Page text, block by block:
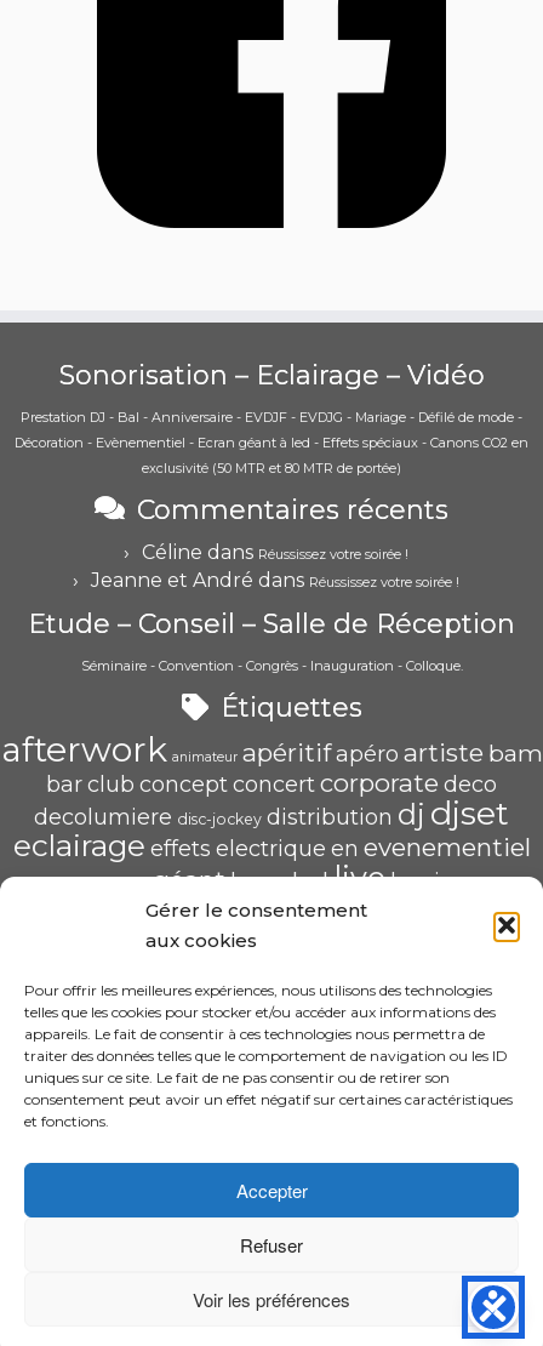
Gérer le consentement
aux cookies
Pour offrir les meilleures expériences, nous utilisons des technologies
telles que les cookies pour stocker et/ou accéder aux informations des
appareils. Le fait de consentir à ces technologies nous permettra de
traiter des données telles que le comportement de navigation ou les ID
uniques sur ce site. Le fait de ne pas consentir ou de retirer son
consentement peut avoir un effet négatif sur certaines caractéristiques
et fonctions.
Accepter
Refuser
Voir les préférences
Sonorisation – Eclairage – Vidéo
Prestation DJ - Bal - Anniversaire - EVDJF - EVDJG - Mariage - Défilé de mode -
Décoration - Evènementiel - Ecran géant à led - Effets spéciaux - Canons CO2 en
exclusivité (50 MTR et 80 MTR de portée)
Commentaires récents
Céline dans Réussissez votre soirée !
Jeanne et André dans Réussissez votre soirée !
Etude – Conseil – Salle de Réception
Séminaire - Convention - Congrès - Inauguration - Colloque.
Étiquettes
afterwork animateur apéritif apéro artiste bam
barclub conceptconcertcorporate deco
decolumiere disc-jockey distribution dj djset
eclairage effets electrique en evenementiel
groupegéanthaugledlivelumiere
mariagemise mix pau POP U L'AIR radio
saschahaugscenique soirée
spécialiste structure video écran
HAUG Sascha Animation
11 Rue ADA BYRON 64000 PAU
06.31.30.63.58 – sascha.animation@gmail.com
© 2026 Design By Sascha HAUG Animation
DJ Sascha Haug à PAU 64 | Mariage et évènement de qualité |
SONORISATION | ECLAIRAGE | VIDEO | PRESTATION DJ